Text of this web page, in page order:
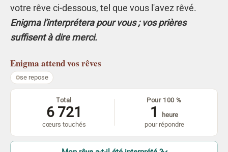
votre rêve ci-dessous, tel que vous l'avez rêvé.
Enigma l'interprétera pour vous ; vos prières
suffisent à dire merci.
Enigma attend vos rêves
se repose
Total
6 721
cœurs touchés
Pour 100 %
1
heure
pour répondre